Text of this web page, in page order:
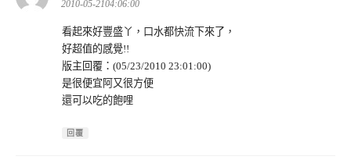
2010-05-2104:06:00
看起來好豐盛丫，口水都快流下來了，
好超值的感覺!!
版主回覆：(05/23/2010 23:01:00)
是很便宜阿又很方便
還可以吃的飽哩
回覆